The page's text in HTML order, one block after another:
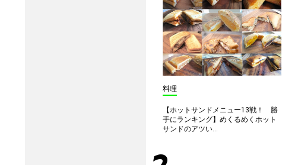
料理
【ホットサンドメニュー13戦！ 勝
手にランキング】めくるめくホット
サンドのアツい...